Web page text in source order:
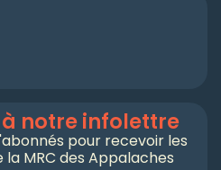
notre infolettre
pour recevoir les
MRC des Appalaches